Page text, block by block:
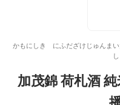
かもにしき にふだざけじゅんま
加茂錦 荷札酒